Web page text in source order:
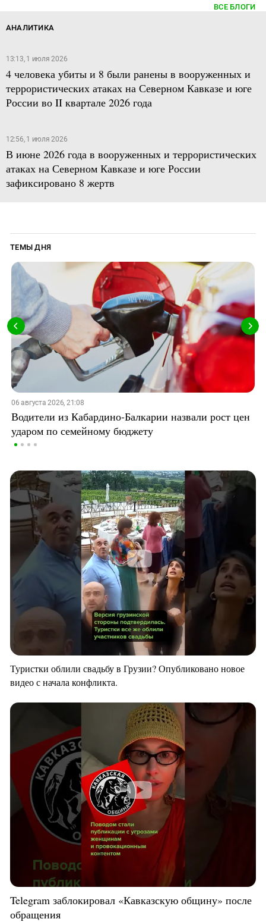
ВСЕ БЛОГИ
АНАЛИТИКА
13:13, 1 июля 2026
4 человека убиты и 8 были ранены в вооруженных и
террористических атаках на Северном Кавказе и юге
России во II квартале 2026 года
12:56, 1 июля 2026
В июне 2026 года в вооруженных и террористических
атаках на Северном Кавказе и юге России
зафиксировано 8 жертв
ТЕМЫ ДНЯ
06 августа 2026, 21:08
Водители из Кабардино-Балкарии назвали рост цен
ударом по семейному бюджету
Туристки облили свадьбу в Грузии? Опубликовано новое
видео с начала конфликта.
Telegram заблокировал «Кавказскую общину» после
обращения